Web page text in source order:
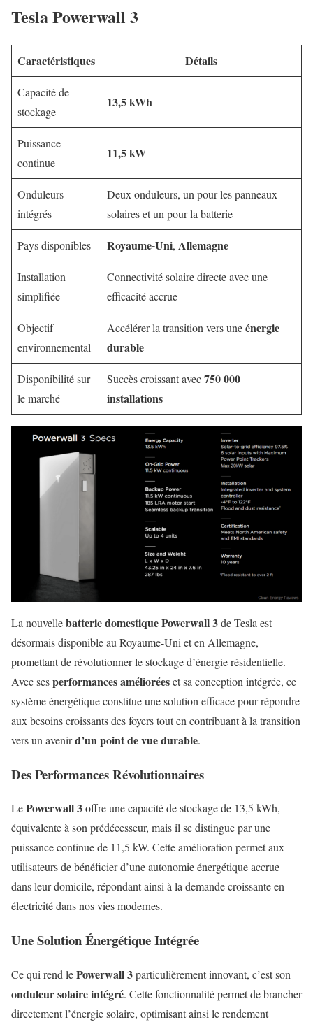
Tesla Powerwall 3
Caractéristiques Détails
Capacité de
stockage
13,5 kWh
Puissance
continue
11,5 kW
Onduleurs
intégrés
Deux onduleurs, un pour les panneaux
solaires et un pour la batterie
Pays disponibles Royaume-Uni, Allemagne
Installation
simplifiée
Connectivité solaire directe avec une
efficacité accrue
Objectif
environnemental
Accélérer la transition vers uneénergie
durable
Disponibilité sur
le marché
Succès croissant avec750 000
installations
La nouvellebatterie domestique Powerwall 3de Tesla est
désormais disponible au Royaume-Uni et en Allemagne,
promettant de révolutionner le stockage d’énergie résidentielle.
Avec sesperformances amélioréeset sa conception intégrée, ce
système énergétique constitue une solution efficace pour répondre
aux besoins croissants des foyers tout en contribuant à la transition
vers un avenird’un point de vue durable.
Des Performances Révolutionnaires
LePowerwall 3offre une capacité de stockage de 13,5 kWh,
équivalente à son prédécesseur, mais il se distingue par une
puissance continue de 11,5 kW. Cette amélioration permet aux
utilisateurs de bénéficier d’une autonomie énergétique accrue
dans leur domicile, répondant ainsi à la demande croissante en
électricité dans nos vies modernes.
Une Solution Énergétique Intégrée
Ce qui rend lePowerwall 3particulièrement innovant, c’est son
onduleur solaire intégré. Cette fonctionnalité permet de brancher
directement l’énergie solaire, optimisant ainsi le rendement